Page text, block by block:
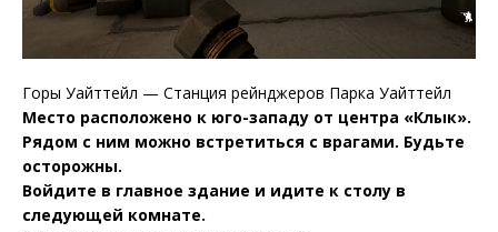
Горы Уайттейл — Станция рейнджеров Парка Уайттейл
Место расположено к юго-западу от центра «Клык».
Рядом с ним можно встретиться с врагами. Будьте
осторожны.
Войдите в главное здание и идите к столу в
следующей комнате.